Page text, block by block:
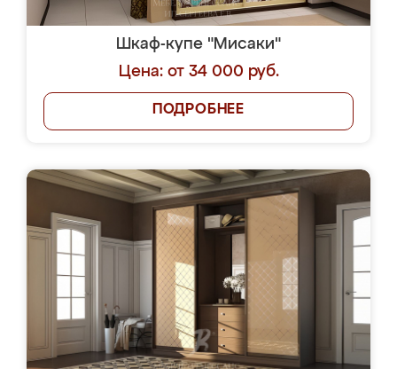
Шкаф-купе "Мисаки"
Цена: от 34 000 руб.
ПОДРОБНЕЕ